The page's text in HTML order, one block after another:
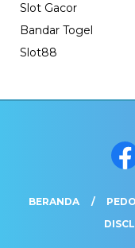
Slot Gacor
Bandar Togel
Slot88
BERANDA